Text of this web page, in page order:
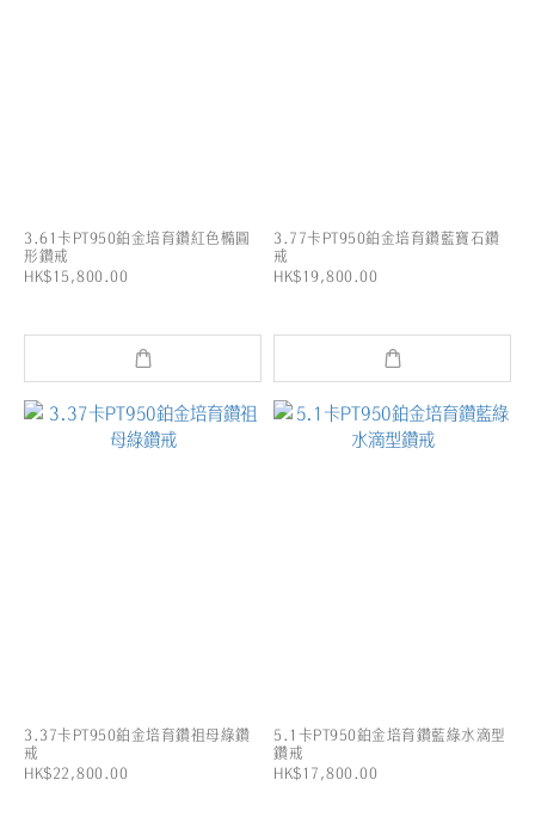
3.61卡PT950鉑金培育鑽紅色橢圓
形鑽戒
HK$15,800.00
3.77卡PT950鉑金培育鑽藍寶石鑽
戒
HK$19,800.00
3.37卡PT950鉑金培育鑽祖母綠鑽
戒
HK$22,800.00
5.1卡PT950鉑金培育鑽藍綠水滴型
鑽戒
HK$17,800.00